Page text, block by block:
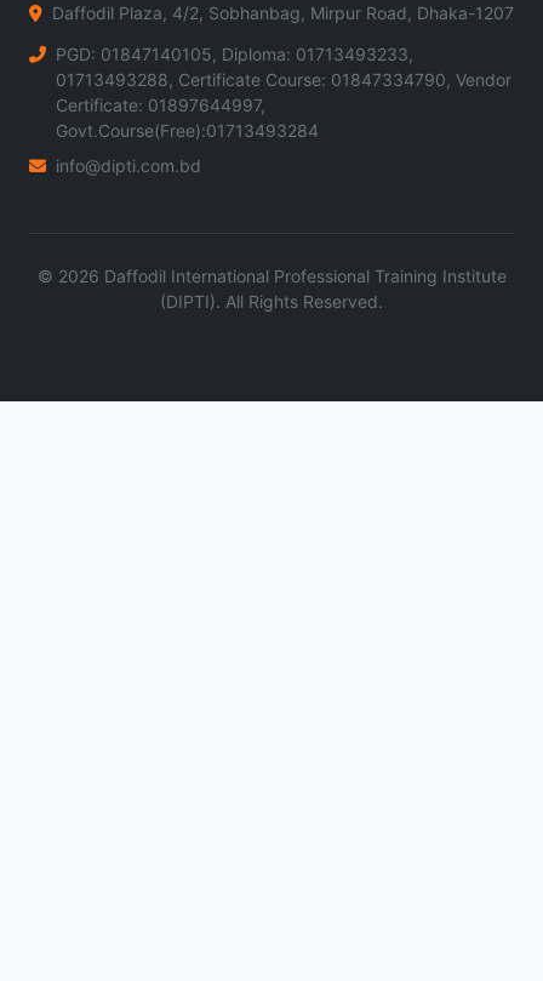
Daffodil Plaza, 4/2, Sobhanbag, Mirpur Road, Dhaka-1207
PGD: 01847140105, Diploma: 01713493233,
01713493288, Certificate Course: 01847334790, Vendor
Certificate: 01897644997,
Govt.Course(Free):01713493284
info@dipti.com.bd
© 2026 Daffodil International Professional Training Institute
(DIPTI). All Rights Reserved.